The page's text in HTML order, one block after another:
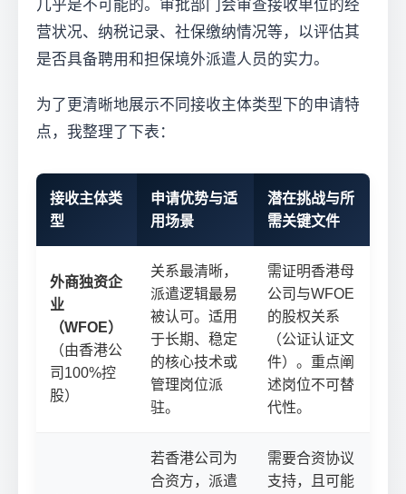
几乎是不可能的。审批部门会审查接收单位的经
营状况、纳税记录、社保缴纳情况等，以评估其
是否具备聘用和担保境外派遣人员的实力。
为了更清晰地展示不同接收主体类型下的申请特
点，我整理了下表：
接收主体类
型
申请优势与适
用场景
潜在挑战与所
需关键文件
外商独资企
业
（WFOE）
（由香港公
司100%控
股）
关系最清晰，
派遣逻辑最易
被认可。适用
于长期、稳定
的核心技术或
管理岗位派
驻。
需证明香港母
公司与WFOE
的股权关系
（公证认证文
件）。重点阐
述岗位不可替
代性。
若香港公司为
合资方，派遣
需要合资协议
支持，且可能